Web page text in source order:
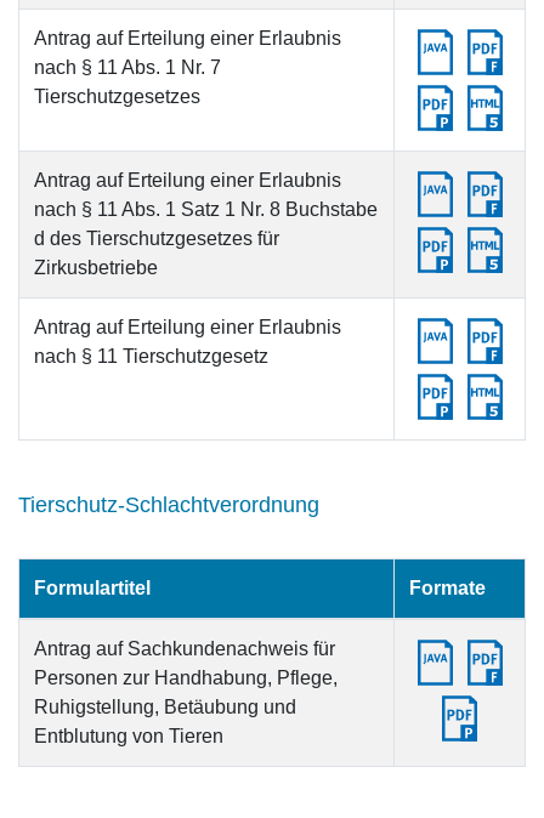
Antrag auf Erteilung einer Erlaubnis
nach § 11 Abs. 1 Nr. 7
Tierschutzgesetzes
Antrag auf Erteilung einer Erlaubnis
nach § 11 Abs. 1 Satz 1 Nr. 8 Buchstabe
d des Tierschutzgesetzes für
Zirkusbetriebe
Antrag auf Erteilung einer Erlaubnis
nach § 11 Tierschutzgesetz
Tierschutz-Schlachtverordnung
Formulartitel Formate
Antrag auf Sachkundenachweis für
Personen zur Handhabung, Pflege,
Ruhigstellung, Betäubung und
Entblutung von Tieren